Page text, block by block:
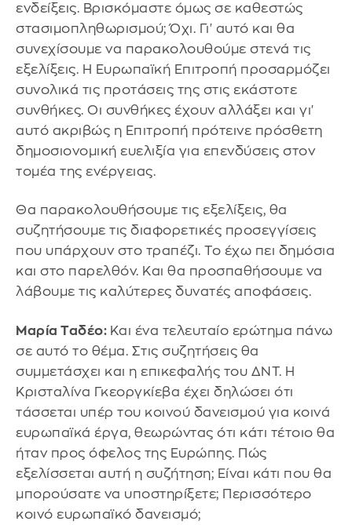
ενδείξεις. Βρισκόμαστε όμως σε καθεστώς
στασιμοπληθωρισμού; Όχι. Γι' αυτό και θα
συνεχίσουμε να παρακολουθούμε στενά τις
εξελίξεις. Η Ευρωπαϊκή Επιτροπή προσαρμόζει
συνολικά τις προτάσεις της στις εκάστοτε
συνθήκες. Οι συνθήκες έχουν αλλάξει και γι'
αυτό ακριβώς η Επιτροπή πρότεινε πρόσθετη
δημοσιονομική ευελιξία για επενδύσεις στον
τομέα της ενέργειας.
Θα παρακολουθήσουμε τις εξελίξεις, θα
συζητήσουμε τις διαφορετικές προσεγγίσεις
που υπάρχουν στο τραπέζι. Το έχω πει δημόσια
και στο παρελθόν. Και θα προσπαθήσουμε να
λάβουμε τις καλύτερες δυνατές αποφάσεις.
Μαρία Ταδέο: Και ένα τελευταίο ερώτημα πάνω
σε αυτό το θέμα. Στις συζητήσεις θα
συμμετάσχει και η επικεφαλής του ΔΝΤ. Η
Κρισταλίνα Γκεοργκίεβα έχει δηλώσει ότι
τάσσεται υπέρ του κοινού δανεισμού για κοινά
ευρωπαϊκά έργα, θεωρώντας ότι κάτι τέτοιο θα
ήταν προς όφελος της Ευρώπης. Πώς
εξελίσσεται αυτή η συζήτηση; Είναι κάτι που θα
μπορούσατε να υποστηρίξετε; Περισσότερο
κοινό ευρωπαϊκό δανεισμό;